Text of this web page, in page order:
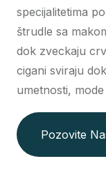
specijalitetima
štrudle sa
dok zveckaju
cigani sviraju
umetnosti,
Pozovite